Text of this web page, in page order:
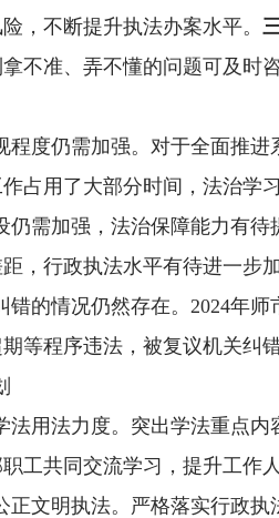
，不断提升执法办案水平。
不准、弄不懂的问题可及时
程度仍需加强。对于全面推
占用了大部分时间，法治学
仍需加强，法治保障能力有
，行政执法水平有待进一步加
错的情况仍然存在。2024年
等程序违法，被复议机关纠错
法用法力度。突出学法重点
工共同交流学习，提升工作
正文明执法。
严格落实行政执